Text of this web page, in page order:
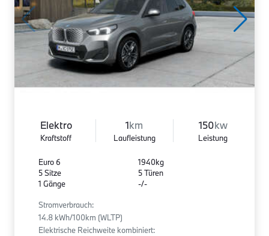
Elektro
Kraftstoff
1km
Laufleistung
150kw
Leistung
Euro 6
5 Sitze
1 Gänge
1940kg
5 Türen
-/-
Stromverbrauch:
14.8 kWh/100km (WLTP)
Elektrische Reichweite kombiniert: